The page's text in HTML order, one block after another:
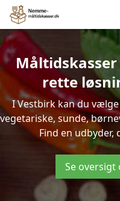
rette
I Vestbirk kan du
vegetariske, sunde,
Find en
Se oversigt